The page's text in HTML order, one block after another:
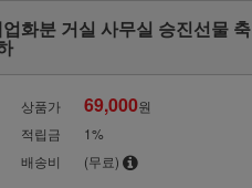
화분 거실 사무실 승진선물 축
상품가 69,000원
적립금
1%
배송비
(무료)